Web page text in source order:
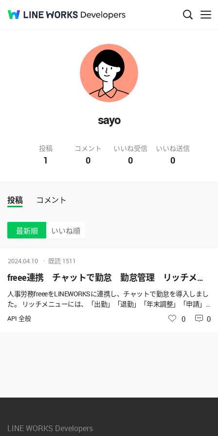
sayo
投稿
1
コメント
0
いいね受信
0
いいね送信
0
投稿 コメント
最新順 いいね順
freee連携 チャットで勤怠 勤怠管理 リッチメニュー 編集
人事労務freeeをLINEWORKSに連携し、チャットで勤怠を導入しまし
た。 リッチメニューには、「出勤」「退勤」「年末調整」「申請」
のみしかなく、 「休憩」がなかったので追加したいです。 freeeに問
い合わせたところ、LINEWORKSに確認してと言われたため、公式さ
API 全般
2024.04.10 既読 1511
いいね
0 0
LINE WORKS Developers